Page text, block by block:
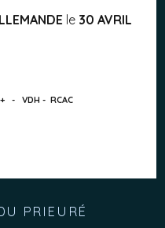
le 30 AVRIL
- VDH - RCAC
PRIEURÉ